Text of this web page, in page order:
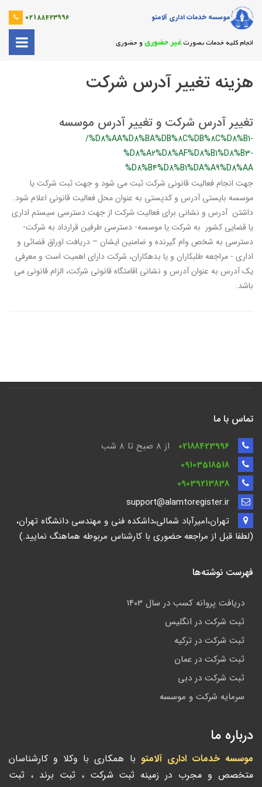
موسسه خدمات اداری آلامتو 02188423996
انجام کلیه خدمات بصورتغیر حضوری و حضوری
هزینه تغییر آدرس شرکت
تغییر آدرس شرکت و تغییر آدرس موسسه
/%D8%AA%D8%BA%DB%8C%DB%8C%D8%B1-
%D8%A2%D8%AF%D8%B1%D8%B3-
%D8%B4%D8%B1%DA%A9%D8%AA
جهت انجام فعالیت قانونی شرکت ثبت می شود و جهت ثبت شرکت یا
موسسه بایستی آدرس و کدپستی به عنوان محل فعالیت قانونی اعلام شود.
داشتن آدرس و نشانی برای فعالیت شرکت از جهت دسترسی سیستم اداری
یا قضایی کشور به شرکت یا موسسه- دسترسی طرفین قرارداد به شرکت-
دسترسی به شخص وام گیرنده و ضامنین ایشان – دریافت اوراق قضائی و
اداری - مراجعه طلبکاران و یا بدهکاران، شرکت دارای اهمیت است و معرفی
یک آدرس به عنوان آدرس و نشانی اقامتگاه قانونی شرکت، الزام قانونی می
باشد.
تماس با ما
02188423996
از 8 صبح تا ۸ شب
09103518518
09039213838
support@alamtoregister.ir
تهران،امیرآباد شمالی،داشکده فنی و مهندسی دانشگاه تهران،
(لطفا قبل از مراجعه حضوری با کارشناس مربوطه هماهنگ نمایید.)
فهرست نوشته‌ها
دریافت پروانه کسب در سال 1403
ثبت شرکت در انگلیس
ثبت شرکت در ترکیه
ثبت شرکت در عمان
ثبت شرکت در دبی
سرمایه شرکت و موسسه
درباره ما
موسسه خدمات اداری آلامتو با همکاری با وکلا و کارشناسان
متخصص و مجرب در زمینه ثبت شرکت ، ثبت برند ، ثبت